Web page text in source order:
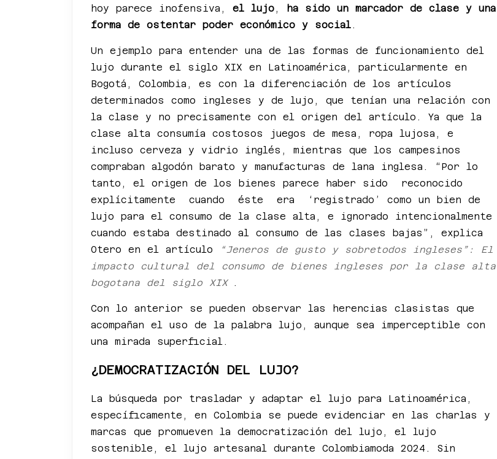
hoy parece inofensiva, el lujo ,
ha sido un marcador de clase y una
forma de ostentar poder económico y social .
Un ejemplo para entender una de las formas de funcionamiento del
lujo durante el siglo XIX en Latinoamérica, particularmente en
Bogotá, Colombia, es con la diferenciación de los artículos
determinados como ingleses y de lujo, que tenían una relación con
la clase y no precisamente con el origen del artículo. Ya que la
clase alta consumía costosos juegos de mesa, ropa lujosa, e
incluso cerveza y vidrio inglés, mientras que los campesinos
compraban algodón barato y manufacturas de lana inglesa. “Por lo
tanto, el origen de los bienes parece haber sido reconocido
explícitamente cuando éste era ‘registrado’ como un bien de
lujo para el consumo de la clase alta, e ignorado intencionalmente
cuando estaba destinado al consumo de las clases bajas”, explica
Otero en el artículo
“Jeneros de gusto y sobretodos ingleses”: El
impacto cultural del consumo de bienes ingleses por la clase alta
bogotana del siglo XIX
.
Con lo anterior se pueden observar las herencias clasistas que
acompañan el uso de la palabra lujo, aunque sea imperceptible con
una mirada superficial.
¿DEMOCRATIZACIÓN DEL LUJO?
La búsqueda por trasladar y adaptar el lujo para Latinoamérica,
específicamente, en Colombia se puede evidenciar en las charlas y
marcas que promueven la democratización del lujo, el lujo
sostenible, el lujo artesanal durante Colombiamoda 2024. Sin